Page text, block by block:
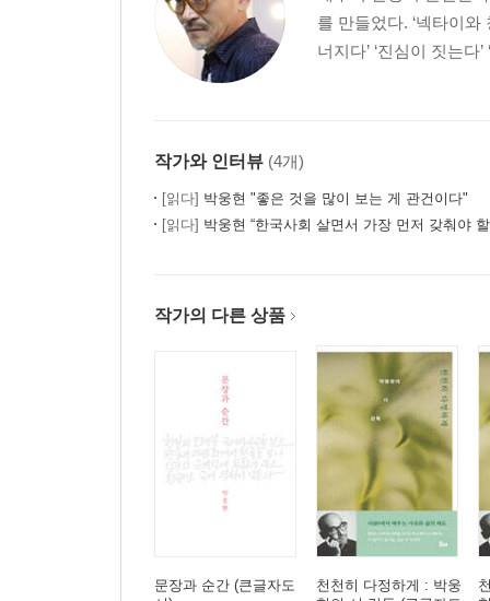
를 만들었다. ‘넥타이와
너지다’ ‘진심이 짓는
작가와 인터뷰 (4개)
[읽다] 박웅현 "좋은 것을 많이 보는 게 관건이다"
[읽다] 박웅현 “한국사회 살면서 가장 먼저 갖춰야
작가의 다른 상품
문장과 순간 (큰글자도
천천히 다정하게 : 박웅